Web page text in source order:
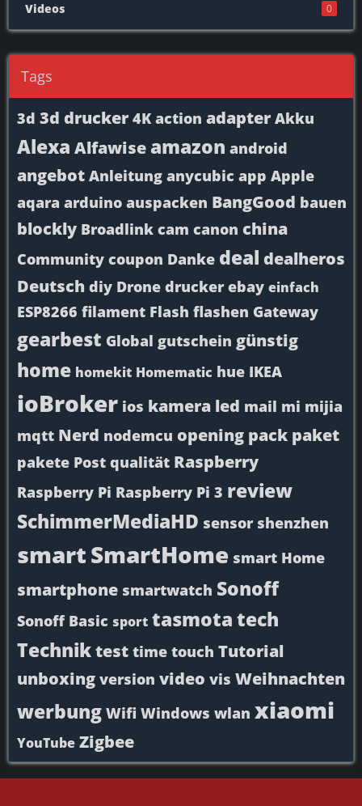
Videos 0
Tags
3d 3d drucker 4K action adapter Akku
Alexa Alfawiseamazon android
angebot Anleitung anycubic app Apple
aqara arduino auspacken BangGood bauen
blockly Broadlink cam canon china
Community coupon Danke deal dealheros
Deutsch diy Drone drucker ebay einfach
ESP8266 filament Flash flashen Gateway
gearbest Global gutschein günstig
home homekit Homematic hue IKEA
ioBroker ios kamera led mail mi mijia
mqtt Nerd nodemcu opening pack paket
pakete Post qualität Raspberry
Raspberry Pi Raspberry Pi 3 review
SchimmerMediaHD sensor shenzhen
smartSmartHome smart Home
smartphone smartwatch Sonoff
Sonoff Basic sport tasmotatech
Techniktest time touch Tutorial
unboxing version video vis Weihnachten
werbung Wifi Windows wlan xiaomi
YouTube Zigbee